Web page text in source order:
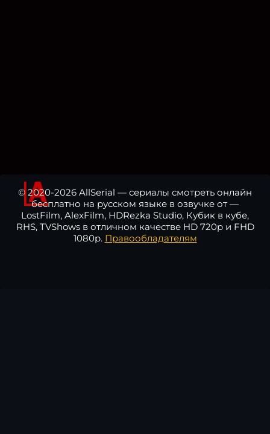
© 2020-2026 AllSerial — сериалы смотреть онлайн
бесплатно на русском языке в озвучке от —
LostFilm, AlexFilm, HDRezka Studio, Кубик в кубе,
RHS, TVShows в отличном качестве HD 720p и FHD
1080p. Правообладателям